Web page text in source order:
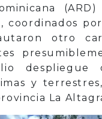
coordinados
otro
despliegue
y
La